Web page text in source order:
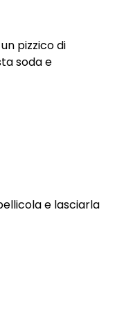
pizzico di
soda e
e lasciarla